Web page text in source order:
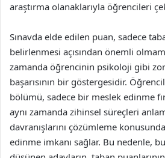
araştırma olanaklarıyla öğrencileri
Sınavda elde edilen puan, sadece
belirlenmesi açısından önemli
zamanda öğrencinin psikoloji gibi
başarısının bir göstergesidir.
bölümü, sadece bir meslek edinme
aynı zamanda zihinsel süreçleri
davranışlarını çözümleme
edinme imkanı sağlar. Bu nedenle,